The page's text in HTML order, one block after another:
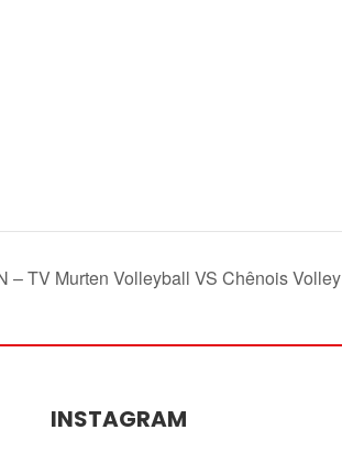
– TV Murten Volleyball VS Chênois Volley
INSTAGRAM